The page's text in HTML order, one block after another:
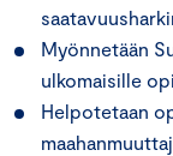
Myönnetään
ulkomaisille
Helpotetaan